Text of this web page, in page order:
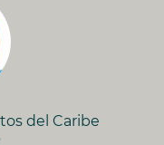
del Caribe